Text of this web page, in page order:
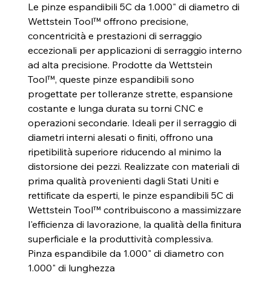
1000
Le pinze espandibili 5C da 1.000" di diametro di
Wettstein Tool™ offrono precisione,
concentricità e prestazioni di serraggio
eccezionali per applicazioni di serraggio interno
ad alta precisione. Prodotte da Wettstein
Tool™, queste pinze espandibili sono
progettate per tolleranze strette, espansione
costante e lunga durata su torni CNC e
operazioni secondarie. Ideali per il serraggio di
diametri interni alesati o finiti, offrono una
ripetibilità superiore riducendo al minimo la
distorsione dei pezzi. Realizzate con materiali di
prima qualità provenienti dagli Stati Uniti e
rettificate da esperti, le pinze espandibili 5C di
Wettstein Tool™ contribuiscono a massimizzare
l'efficienza di lavorazione, la qualità della finitura
superficiale e la produttività complessiva.
Pinza espandibile da 1.000" di diametro con
1.000" di lunghezza